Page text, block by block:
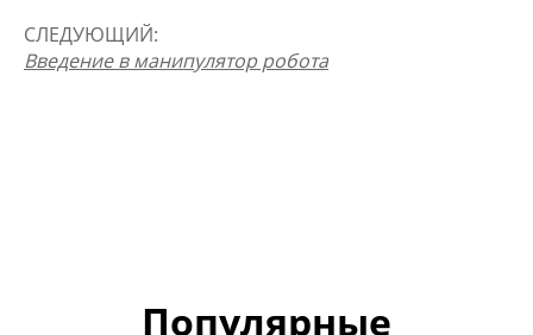
СЛЕДУЮЩИЙ:
Введение в манипулятор робота
Популярные